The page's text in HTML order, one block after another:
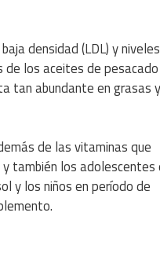
densidad (LDL) y niveles
de los aceites de
tan abundante en grasas
de las vitaminas que
también los adolescentes
y los niños en período de